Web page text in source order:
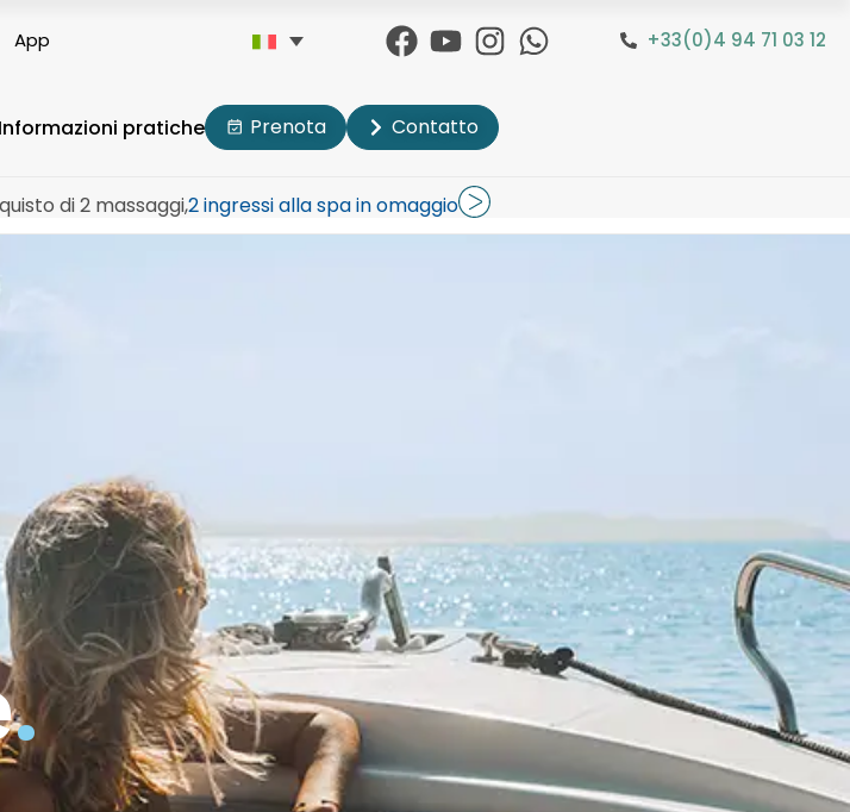
App +33(0)4 94 71 03 12
Informazioni pratiche Prenota Contatto
di 2 massaggi,2 ingressi alla spa in omaggio
.